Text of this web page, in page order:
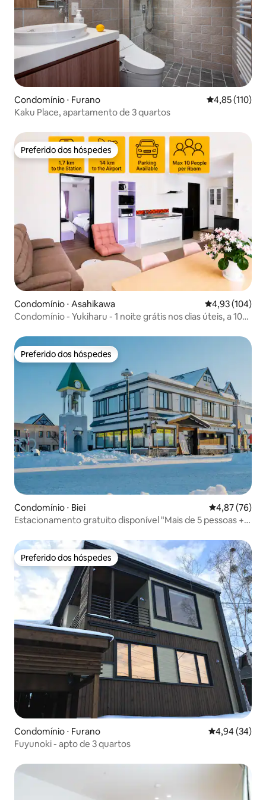
Condomínio ⋅ Furano 4,85 de uma
4,85 (110)
Kaku Place, apartamento de 3 quartos
Preferido dos hóspedes
Preferido dos hóspedes
Condomínio ⋅ Asahikawa 4,93 de uma
4,93 (104)
Condomínio - Yukiharu - 1 noite grátis nos dias úteis, a 10
para passeios turísticos, estúdio amplo para aluguel
privativo, com capacidade máxima de 10 pessoas por
unidade.
Preferido dos hóspedes
Preferido dos hóspedes
Condomínio ⋅ Biei 4,87 de uma
4,87 (76)
Estacionamento gratuito disponível "Mais de 5 pessoas +
Biei, acomodação para até 12 pessoas, Biei, Furano,
Asahikawa
Preferido dos hóspedes
Preferido dos hóspedes
Condomínio ⋅ Furano 4,94 de uma
4,94 (34)
Fuyunoki - apto de 3 quartos